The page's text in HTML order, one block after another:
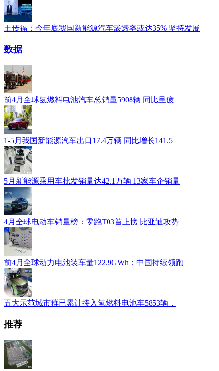
王传福：今年底我国新能源汽车渗透率或达35% 坚持发展
数据
前4月全球氢燃料电池汽车总销量5908辆 同比呈疲
1-5月我国新能源汽车出口17.4万辆 同比增长141.5
5月新能源乘用车批发销量达42.1万辆 13家车企销量
4月全球电动车销量榜：零跑T03首上榜 比亚迪攻势
前4月全球动力电池装车量122.9GWh：中国持续领跑
五大示范城市群已累计接入氢燃料电池车5853辆，
推荐